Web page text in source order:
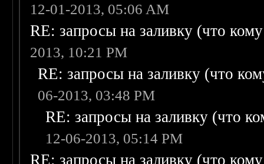
12-01-2013, 05:06 AM
RE: запросы на заливку (что
2013, 10:21 PM
RE: запросы на заливку (что
06-2013, 03:48 PM
RE: запросы на заливку (что
12-06-2013, 05:14 PM
RE: запросы на заливку (что